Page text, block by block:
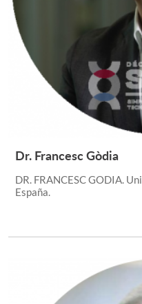
Dr. Francesc Gòdia
DR. FRANCESC GODIA.
España.